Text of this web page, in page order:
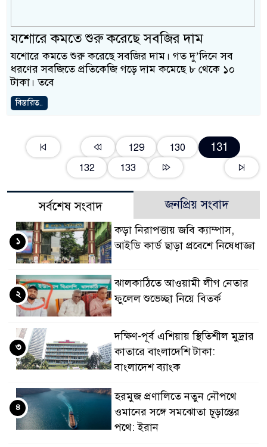
যশোরে কমতে শুরু করেছে সবজির দাম
যশোরে কমতে শুরু করেছে সবজির দাম। গত দু’দিনে সব
ধরণের সবজিতে প্রতিকেজি গড়ে দাম কমেছে ৮ থেকে ১০
টাকা। তবে
বিস্তারিত..
129 130 131
132 133
সর্বশেষ সংবাদ জনপ্রিয় সংবাদ
কড়া নিরাপত্তায় জবি ক্যাম্পাস,
আইডি কার্ড ছাড়া প্রবেশে নিষেধাজ্ঞা
১
ঝালকাঠিতে আওয়ামী লীগ নেতার
ফুলেল শুভেচ্ছা নিয়ে বিতর্ক
২
দক্ষিণ-পূর্ব এশিয়ায় স্থিতিশীল মুদ্রার
কাতারে বাংলাদেশি টাকা:
বাংলাদেশ ব্যাংক
৩
হরমুজ প্রণালিতে নতুন নৌপথে
ওমানের সঙ্গে সমঝোতা চূড়ান্তের
পথে: ইরান
৪